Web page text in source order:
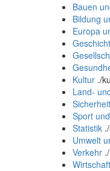
Bauen
Bildung
Europa
Kultur ./
Land-
Sport
Statistik .
Umwelt
Verkehr .